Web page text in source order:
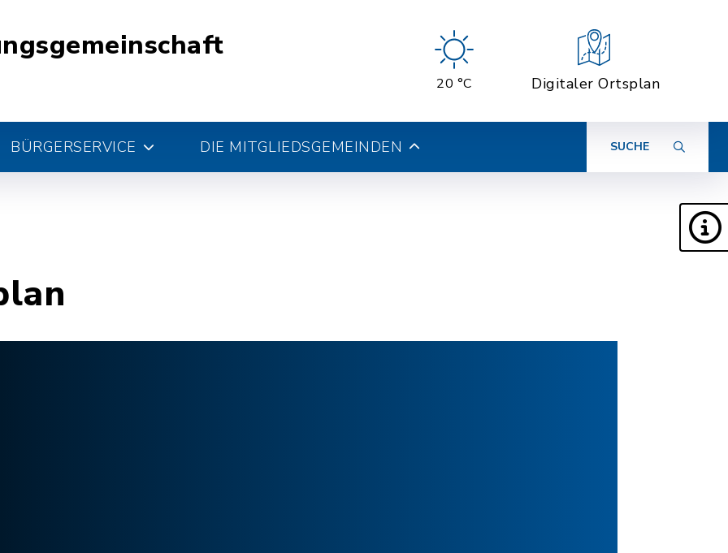
20 °C Digitaler Ortsplan
BÜRGERSERVICE DIE MITGLIEDSGEMEINDEN SUCHE